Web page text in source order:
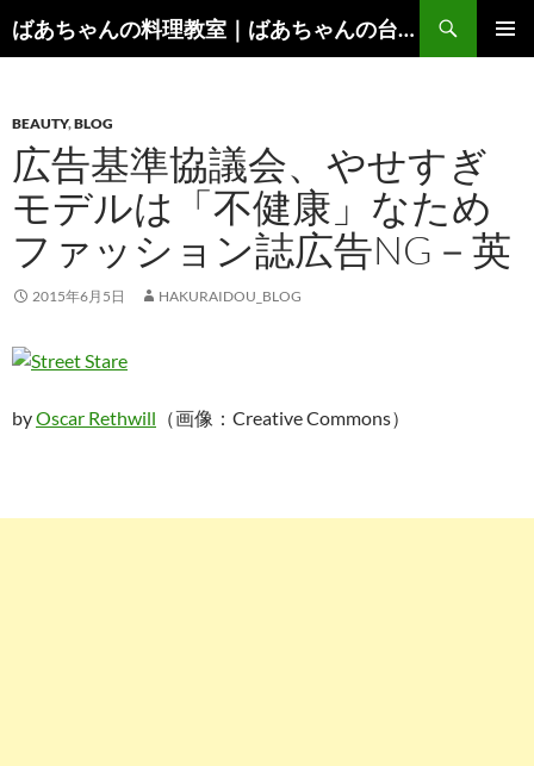
ン
ツ
へ
ス
キ
ッ
ばあちゃんの料理教室｜ばあちゃんの台所から学ぶ、食と健康の知恵
索
BEAUTY,BLOG
広告基準協議会、やせすぎ
モデルは「不健康」なため
ファッション誌広告NG－英
2015年6月5日 HAKURAIDOU_BLOG
byOscar Rethwill （画像：Creative Commons）